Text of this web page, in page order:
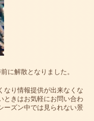
に解散となりました。
なり情報提供が出来なくな
ときはお気軽にお問い合わ
ーズン中では見られない景